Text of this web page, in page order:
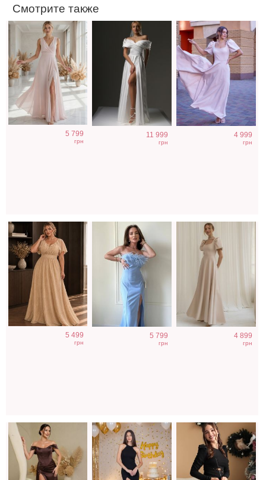
Смотрите также
5 799
грн
11 999
грн
4 999
грн
Вечернее
блестящее
5 499
грн
Голубое
нарядное
5 799
грн
Светлое бежевое
платье на
короткий рукав
4 899
грн
Вечернее
нарядное
Облегающее
вечернее платье
черного цвета с
Элегантное
вечернее платье
в черном цвете